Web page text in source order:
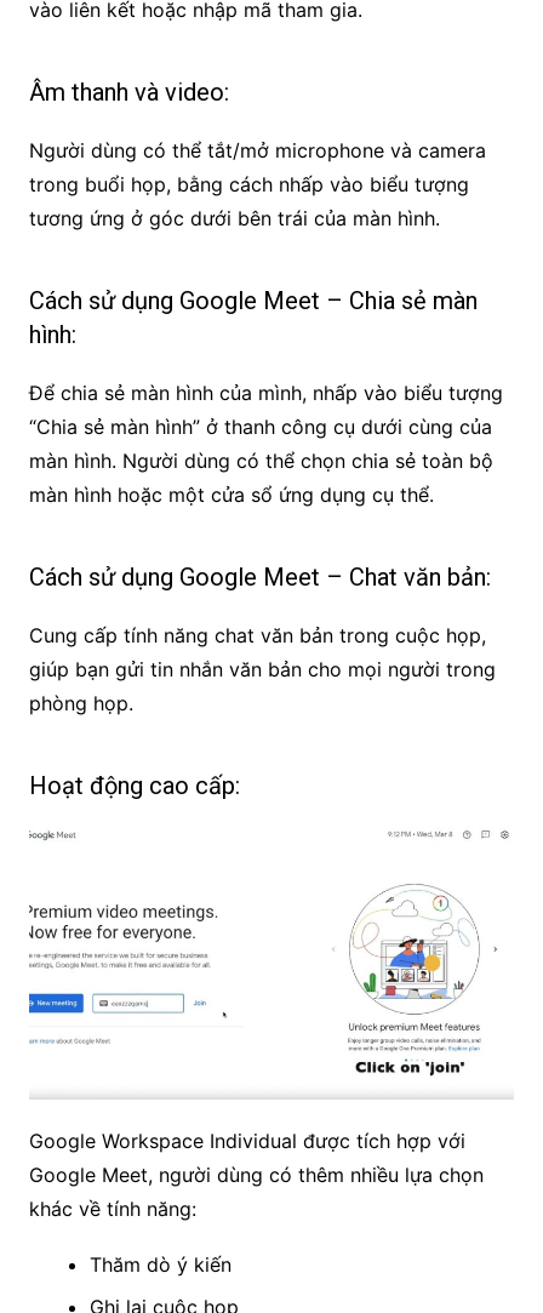
vào liên kết hoặc nhập mã tham gia.
Âm thanh và video:
Người dùng có thể tắt/mở microphone và camera
trong buổi họp, bằng cách nhấp vào biểu tượng
tương ứng ở góc dưới bên trái của màn hình.
Cách sử dụng Google Meet – Chia sẻ màn
hình:
Để chia sẻ màn hình của mình, nhấp vào biểu tượng
“Chia sẻ màn hình” ở thanh công cụ dưới cùng của
màn hình. Người dùng có thể chọn chia sẻ toàn bộ
màn hình hoặc một cửa sổ ứng dụng cụ thể.
Cách sử dụng Google Meet – Chat văn bản:
Cung cấp tính năng chat văn bản trong cuộc họp,
giúp bạn gửi tin nhắn văn bản cho mọi người trong
phòng họp.
Hoạt động cao cấp:
Google Workspace Individual được tích hợp với
Google Meet, người dùng có thêm nhiều lựa chọn
khác về tính năng:
Thăm dò ý kiến
Ghi lại cuộc họp